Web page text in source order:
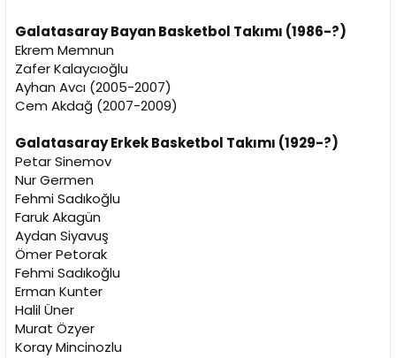
Galatasaray Bayan Basketbol Takımı (1986-?)
Ekrem Memnun
Zafer Kalaycıoğlu
Ayhan Avcı (2005-2007)
Cem Akdağ (2007-2009)
Galatasaray Erkek Basketbol Takımı (1929-?)
Petar Sinemov
Nur Germen
Fehmi Sadıkoğlu
Faruk Akagün
Aydan Siyavuş
Ömer Petorak
Fehmi Sadıkoğlu
Erman Kunter
Halil Üner
Murat Özyer
Koray Mincinozlu